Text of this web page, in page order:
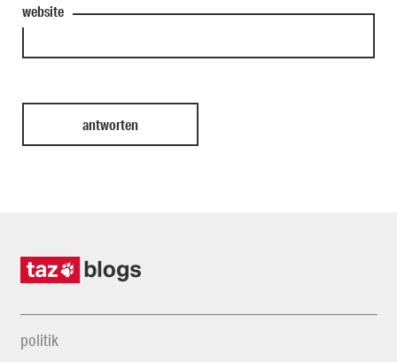
website
politik